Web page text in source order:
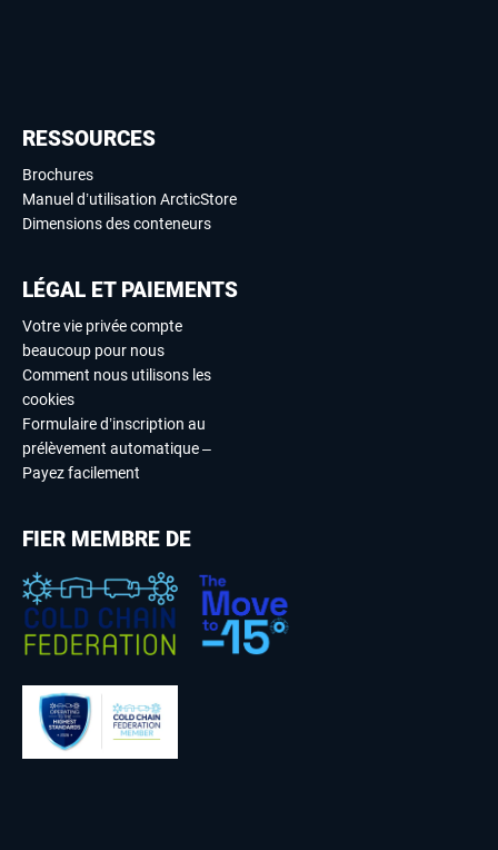
RESSOURCES
Brochures
Manuel d’utilisation ArcticStore
Dimensions des conteneurs
LÉGAL ET PAIEMENTS
Votre vie privée compte
beaucoup pour nous
Comment nous utilisons les
cookies
Formulaire d’inscription au
prélèvement automatique –
Payez facilement
FIER MEMBRE DE